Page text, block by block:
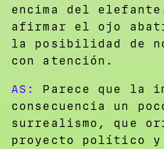
encima del
afirmar el ojo
la posibilidad de
con atención.
AS:
Parece que la
consecuencia un
surrealismo, que
proyecto político